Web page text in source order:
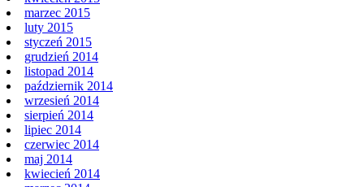
marzec 2015
luty 2015
styczeń 2015
grudzień 2014
listopad 2014
październik 2014
wrzesień 2014
sierpień 2014
lipiec 2014
czerwiec 2014
maj 2014
kwiecień 2014